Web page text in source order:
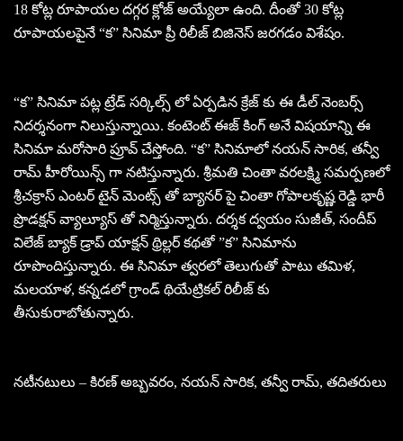
18 కోట్ల రూపాయల దగ్గర క్లోజ్ అయ్యేలా ఉంది. దీంతో 30 కోట్ల
రూపాయలపైనే “క” సినిమా ప్రీ రిలీజ్ బిజినెస్ జరగడం విశేషం.
“క” సినిమా పట్ల ట్రేడ్ సర్కిల్స్ లో ఏర్పడిన క్రేజ్ కు ఈ డీల్ నెంబర్స్
నిదర్శనంగా నిలుస్తున్నాయి. కంటెంట్ ఈజ్ కింగ్ అనే విషయాన్ని ఈ
సినిమా మరోసారి ప్రూవ్ చేస్తోంది. “క” సినిమాలో నయన్ సారిక, తన్వీ
రామ్ హీరోయిన్స్ గా నటిస్తున్నారు. శ్రీమతి చింతా వరలక్ష్మి సమర్పణలో
శ్రీచక్రాస్ ఎంటర్ టైన్ మెంట్స్ తో బ్యానర్ పై చింతా గోపాలకృష్ణ రెడ్డి భారీ
ప్రొడక్షన్ వ్యాల్యూస్ తో నిర్మిస్తున్నారు. దర్శక ద్వయం సుజీత్, సందీప్
విలేజ్ బ్యాక్ డ్రాప్ యాక్షన్ థ్రిల్లర్ కథతో ‌”క” సినిమాను
రూపొందిస్తున్నారు. ఈ సినిమా త్వరలో తెలుగుతో పాటు తమిళ,
మలయాళ, కన్నడలో గ్రాండ్ థియేట్రికల్ రిలీజ్ కు
తీసుకురాబోతున్నారు.
నటీనటులు – కిరణ్ అబ్బవరం, నయన్ సారిక, తన్వీ రామ్, తదితరులు